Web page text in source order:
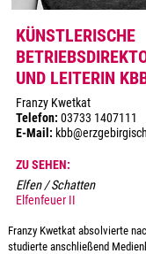
KÜNSTLERISCHE
UND LEITERIN
Franzy Kwetkat
Telefon: 03733 1407111
E-Mail:
ZU SEHEN:
Elfen / Schatten
Elfenfeuer II
Franzy Kwetkat absolvierte
studierte anschließend